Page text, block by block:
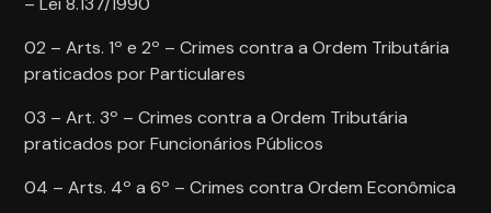
02 – Arts. 1º e 2º – Crimes contra a Ordem Tributária
praticados por Particulares
03 – Art. 3º – Crimes contra a Ordem Tributária
praticados por Funcionários Públicos
04 – Arts. 4º a 6º – Crimes contra Ordem Econômica